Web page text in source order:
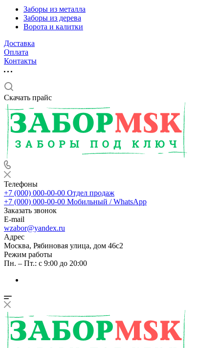
Заборы из металла
Заборы из дерева
Ворота и калитки
Доставка
Оплата
Контакты
Скачать прайс
Телефоны
+7 (000) 000-00-00 Отдел продаж
+7 (000) 000-00-00 Мобильный / WhatsApp
Заказать звонок
E-mail
wzabor@yandex.ru
Адрес
Москва, Рябиновая улица, дом 46с2
Режим работы
Пн. – Пт.: с 9:00 до 20:00